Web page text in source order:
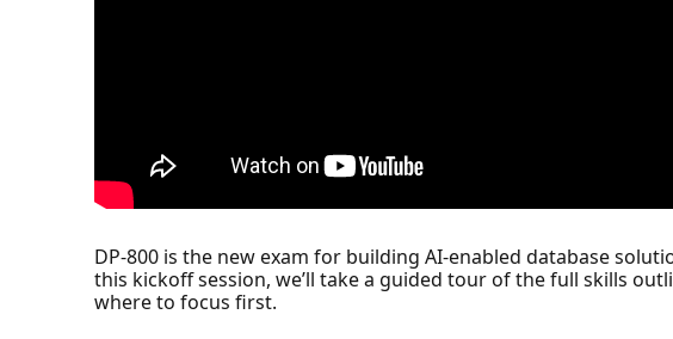
DP-800 is the new exam for building AI-enabled database
this kickoff session, we’ll take a guided tour of the full skills
where to focus first.